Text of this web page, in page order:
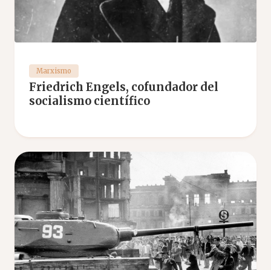
Marxismo
Friedrich Engels, cofundador del
socialismo científico